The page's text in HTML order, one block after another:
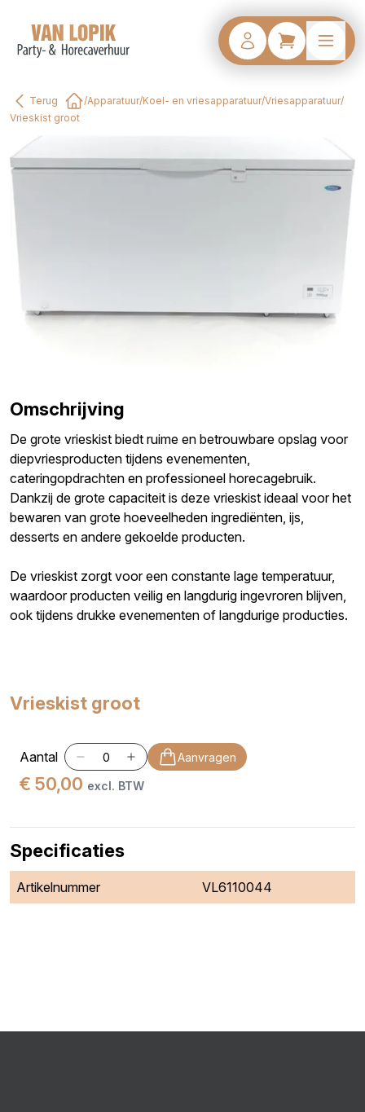
Terug
Home
/Apparatuur/Koel- en vriesapparatuur/Vriesapparatuur/
Vrieskist groot
Omschrijving
De grote vrieskist biedt ruime en betrouwbare opslag voor
diepvriesproducten tijdens evenementen,
cateringopdrachten en professioneel horecagebruik.
Dankzij de grote capaciteit is deze vrieskist ideaal voor het
bewaren van grote hoeveelheden ingrediënten, ijs,
desserts en andere gekoelde producten.
De vrieskist zorgt voor een constante lage temperatuur,
waardoor producten veilig en langdurig ingevroren blijven,
ook tijdens drukke evenementen of langdurige producties.
Vrieskist groot
Aantal Aanvragen
€ 50,00 excl. BTW
Specificaties
Artikelnummer VL6110044